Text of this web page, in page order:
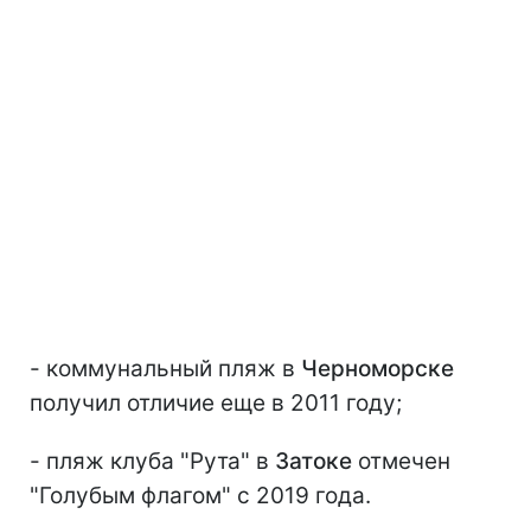
- коммунальный пляж в Черноморске
получил отличие еще в 2011 году;
- пляж клуба "Рута" в Затоке отмечен
"Голубым флагом" с 2019 года.